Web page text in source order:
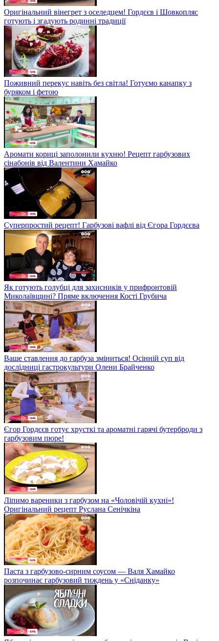
Оригінальний вінегрет з оселедцем! Гордєєв і Шовкопляс
готують і згадують родинні традиції
Поживний перекус навіть без світла! Готуємо канапку з
буряком і фетою
Аромати кориці заполонили кухню! Рецепт гарбузових
сінабонів від Валентини Хамайко
Суперпростий рецепт! Гарбузові вафлі від Єгора Гордєєва
Як готують голубці для захисників у прифронтовій
Миколаївщині? Пряме включення Кості Грубича
Ваше ставлення до гарбуза зміниться! Осінній суп від
дослідниці гастрокультури Олени Брайченко
Єгор Гордєєв готує хрусткі та ароматні гарячі бутерброди з
гарбузовим пюре!
Ліпимо вареники з гарбузом на «Чоловічій кухні»!
Оригінальний рецепт Руслана Сенічкіна
Паста з гарбузово-сирним соусом — Валя Хамайко
розпочинає гарбузовий тиждень у «Сніданку»